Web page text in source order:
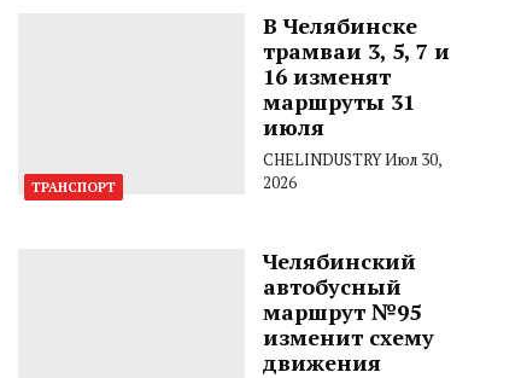
ТРАНСПОРТ
В Челябинске
трамваи 3, 5, 7 и
16 изменят
маршруты 31
июля
CHELINDUSTRYИюл 30,
2026
Челябинский
автобусный
маршрут №95
изменит схему
движения